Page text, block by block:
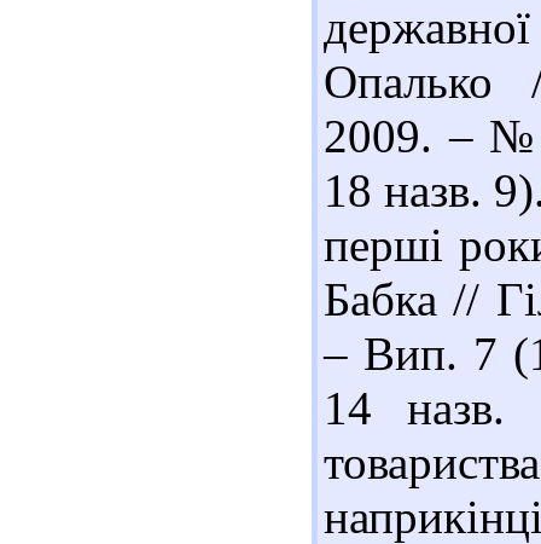
Опалько
2009. – №
18 назв.
перші
Бабка //
– Вип. 7
14 назв.